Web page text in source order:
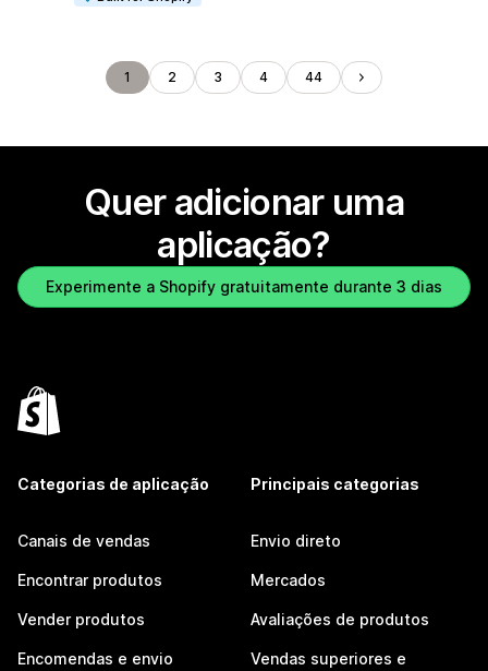
1 2 3 4 44
Quer adicionar uma
aplicação?
Experimente a Shopify gratuitamente durante 3 dias
Categorias de aplicação
Canais de vendas
Encontrar produtos
Vender produtos
Encomendas e envio
Principais categorias
Envio direto
Mercados
Avaliações de produtos
Vendas superiores e